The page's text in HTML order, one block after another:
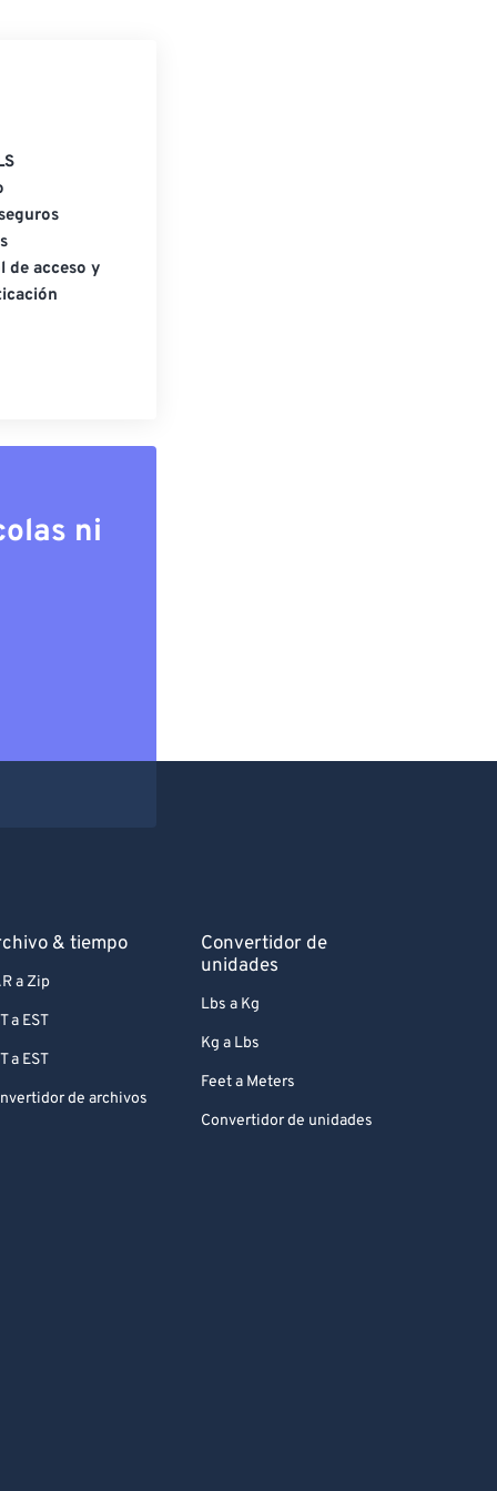
de acceso y
ni
& tiempo
a Zip
a EST
a EST
de archivos
Convertidor de
unidades
Lbs a Kg
Kg a Lbs
Feet a Meters
Convertidor de unidades